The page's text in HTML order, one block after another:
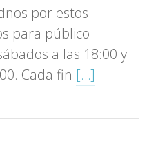
por estos
para público
a las 18:00 y
Cada fin […]